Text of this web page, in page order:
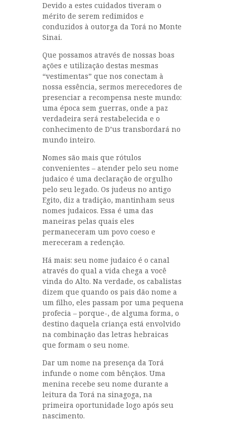
Devido a estes cuidados tiveram o
mérito de serem redimidos e
conduzidos à outorga da Torá no Monte
Sinai.
Que possamos através de nossas boas
ações e utilização destas mesmas
“vestimentas” que nos conectam à
nossa essência, sermos merecedores de
presenciar a recompensa neste mundo:
uma época sem guerras, onde a paz
verdadeira será restabelecida e o
conhecimento de D’us transbordará no
mundo inteiro.
Nomes são mais que rótulos
convenientes – atender pelo seu nome
judaico é uma declaração de orgulho
pelo seu legado. Os judeus no antigo
Egito, diz a tradição, mantinham seus
nomes judaicos. Essa é uma das
maneiras pelas quais eles
permaneceram um povo coeso e
mereceram a redenção.
Há mais: seu nome judaico é o canal
através do qual a vida chega a você
vinda do Alto. Na verdade, os cabalistas
dizem que quando os pais dão nome a
um filho, eles passam por uma pequena
profecia – porque-, de alguma forma, o
destino daquela criança está envolvido
na combinação das letras hebraicas
que formam o seu nome.
Dar um nome na presença da Torá
infunde o nome com bênçãos. Uma
menina recebe seu nome durante a
leitura da Torá na sinagoga, na
primeira oportunidade logo após seu
nascimento.